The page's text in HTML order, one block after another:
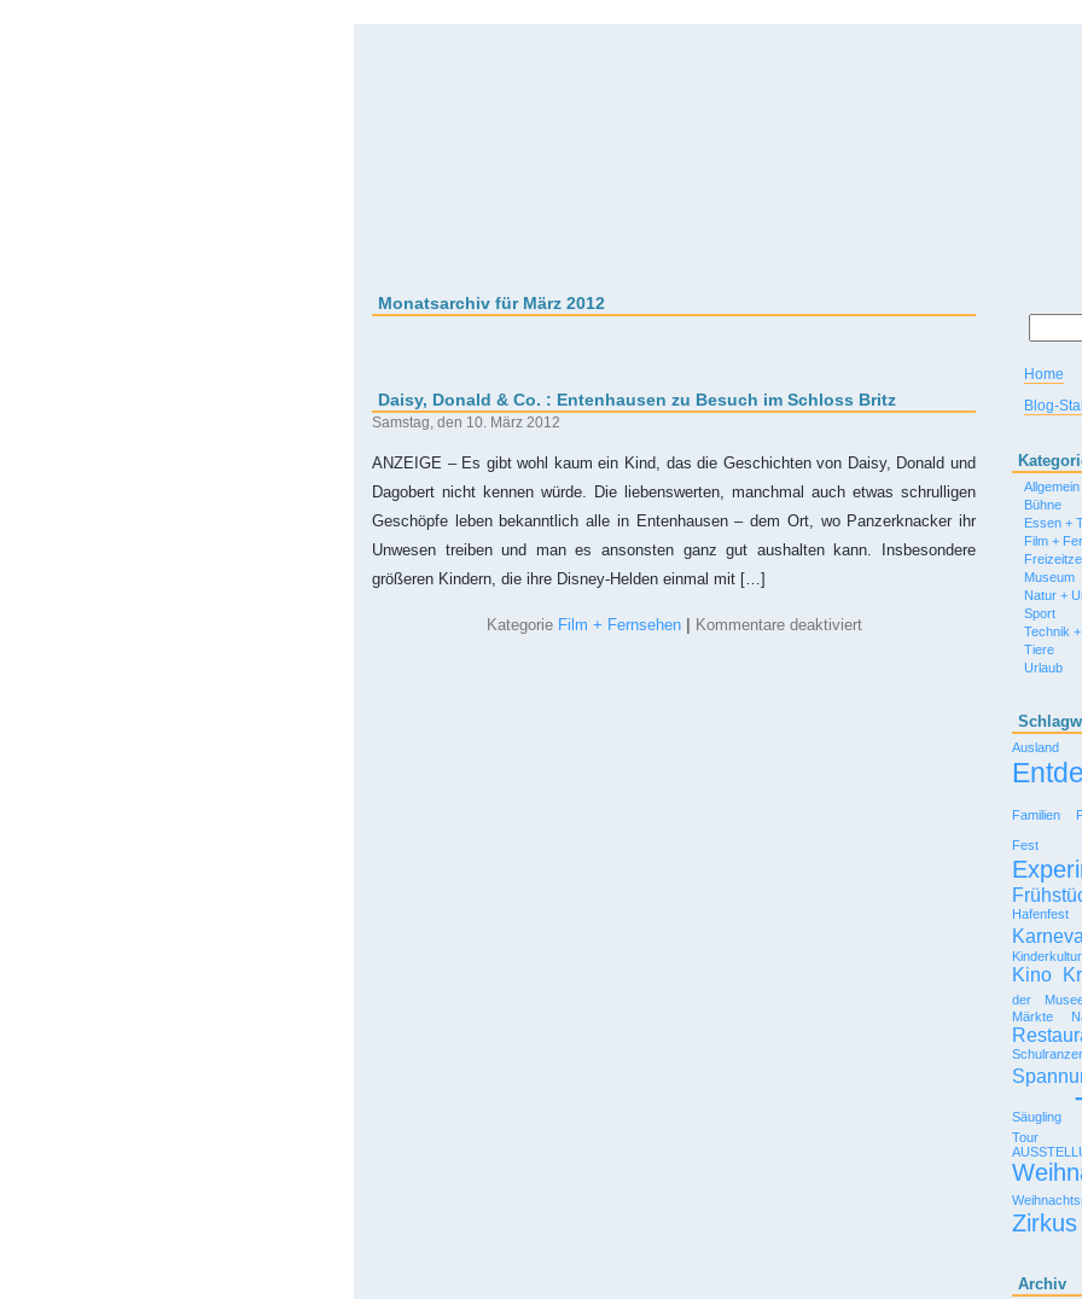
Monatsarchiv für März 2012
Daisy, Donald & Co. : Entenhausen zu Besuch im Schloss Britz
Samstag, den 10. März 2012
ANZEIGE – Es gibt wohl kaum ein Kind, das die Geschichten von Daisy, Donald und
Dagobert nicht kennen würde. Die liebenswerten, manchmal auch etwas schrulligen
Geschöpfe leben bekanntlich alle in Entenhausen – dem Ort, wo Panzerknacker ihr
Unwesen treiben und man es ansonsten ganz gut aushalten kann. Insbesondere
größeren Kindern, die ihre Disney-Helden einmal mit […]
Kategorie Film + Fernsehen Kommentare deaktiviertfür
Home
Blog-
Allgemein
Bühne
Essen +
Film +
Museum
Natur +
Sport
Technik
Tiere
Urlaub
Ausland
Familien
Fest
Hafenfest
Kino
der
Märkte
Säugling
Tour
Zirkus
Archiv